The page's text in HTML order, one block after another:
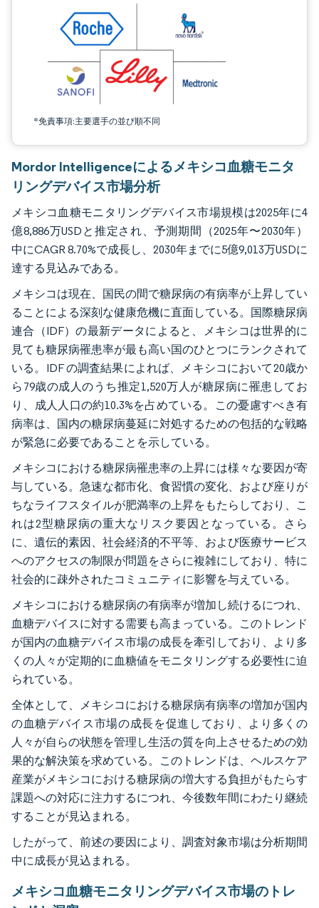
*免責事項:主要選手の並び順不同
Mordor Intelligenceによるメキシコ血糖モニタ
リングデバイス市場分析
メキシコ血糖モニタリングデバイス市場規模は2025年に4
億8,886万USDと推定され、予測期間（2025年〜2030年）
中にCAGR 8.70%で成長し、2030年までに5億9,013万USDに
達する見込みである。
メキシコは現在、国民の間で糖尿病の有病率が上昇してい
ることによる深刻な健康危機に直面している。国際糖尿病
連合（IDF）の最新データによると、メキシコは世界的に
見ても糖尿病罹患率が最も高い国のひとつにランクされて
いる。IDF の調査結果によれば、メキシコにおいて20歳か
ら79歳の成人のうち推定1,520万人が糖尿病に罹患してお
り、成人人口の約10.3%を占めている。この憂慮すべき有
病率は、国内の糖尿病蔓延に対処するための包括的な戦略
が緊急に必要であることを示している。
メキシコにおける糖尿病罹患率の上昇には様々な要因が寄
与している。急速な都市化、食習慣の変化、および座りが
ちなライフスタイルが肥満率の上昇をもたらしており、こ
れは2型糖尿病の重大なリスク要因となっている。さら
に、遺伝的素因、社会経済的不平等、および医療サービス
へのアクセスの制限が問題をさらに複雑にしており、特に
社会的に疎外されたコミュニティに影響を与えている。
メキシコにおける糖尿病の有病率が増加し続けるにつれ、
血糖デバイスに対する需要も高まっている。このトレンド
が国内の血糖デバイス市場の成長を牽引しており、より多
くの人々が定期的に血糖値をモニタリングする必要性に迫
られている。
全体として、メキシコにおける糖尿病有病率の増加が国内
の血糖デバイス市場の成長を促進しており、より多くの
人々が自らの状態を管理し生活の質を向上させるための効
果的な解決策を求めている。このトレンドは、ヘルスケア
産業がメキシコにおける糖尿病の増大する負担がもたらす
課題への対応に注力するにつれ、今後数年間にわたり継続
することが見込まれる。
したがって、前述の要因により、調査対象市場は分析期間
中に成長が見込まれる。
メキシコ血糖モニタリングデバイス市場のトレ